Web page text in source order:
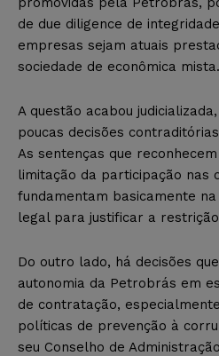
de due diligence de
empresas sejam atuais
sociedade de econômica mista.
A questão acabou
poucas decisões
As sentenças que
limitação da participação nas
fundamentam basicamente
legal para justificar a
Do outro lado, há decisões
autonomia da Petrobrás em
de contratação,
políticas de prevenção à
seu Conselho de